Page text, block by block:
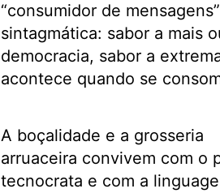
“consumidor de
sintagmática: sabor a mais
democracia, sabor a
acontece quando se
A boçalidade e a grosseria
arruaceira convivem com o
tecnocrata e com a